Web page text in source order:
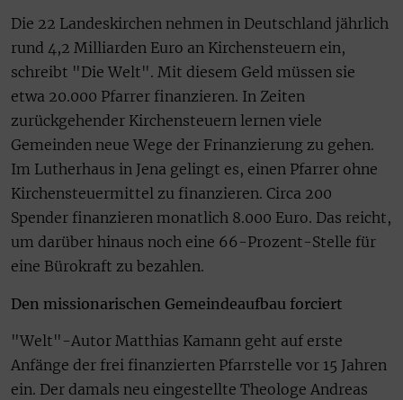
Die 22 Landeskirchen nehmen in Deutschland jährlich
rund 4,2 Milliarden Euro an Kirchensteuern ein,
schreibt "Die Welt". Mit diesem Geld müssen sie
etwa 20.000 Pfarrer finanzieren. In Zeiten
zurückgehender Kirchensteuern lernen viele
Gemeinden neue Wege der Frinanzierung zu gehen.
Im Lutherhaus in Jena gelingt es, einen Pfarrer ohne
Kirchensteuermittel zu finanzieren. Circa 200
Spender finanzieren monatlich 8.000 Euro. Das reicht,
um darüber hinaus noch eine 66-Prozent-Stelle für
eine Bürokraft zu bezahlen.
Den missionarischen Gemeindeaufbau forciert
"Welt"-Autor Matthias Kamann geht auf erste
Anfänge der frei finanzierten Pfarrstelle vor 15 Jahren
ein. Der damals neu eingestellte Theologe Andreas